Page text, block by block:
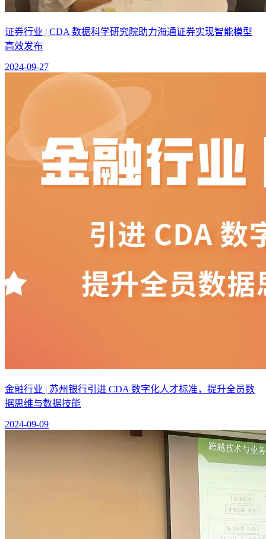
证券行业 | CDA 数据科学研究院助力海通证券实现智能模型
高效发布
2024-09-27
金融行业 | 苏州银行引进 CDA 数字化人才标准，提升全员数
据思维与数据技能
2024-09-09